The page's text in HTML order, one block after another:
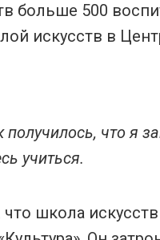
больше 500
искусств в
что я
учиться.
школа искусств